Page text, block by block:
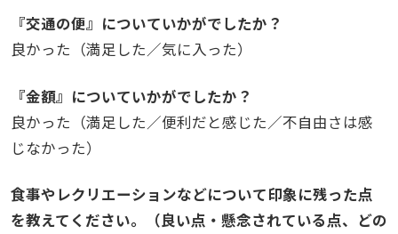
『交通の便』についていかがでしたか？
良かった（満足した／気に入った）
『金額』についていかがでしたか？
良かった（満足した／便利だと感じた／不自由さは感
じなかった）
食事やレクリエーションなどについて印象に残った点
を教えてください。（良い点・懸念されている点、どの